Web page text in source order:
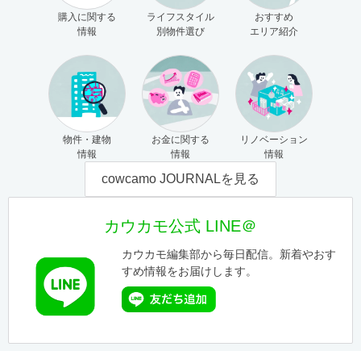
購入に関する
情報
ライフスタイル
別物件選び
おすすめ
エリア紹介
物件・建物
情報
お金に関する
情報
リノベーション
情報
cowcamo JOURNALを見る
カウカモ公式 LINE＠
カウカモ編集部から毎日配信。新着やおす
すめ情報をお届けします。